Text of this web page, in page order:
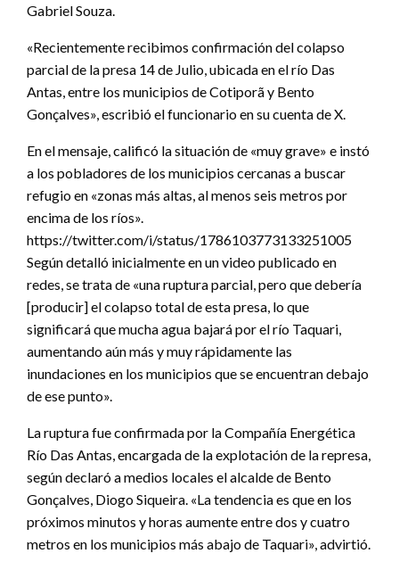
Gabriel Souza.
«Recientemente recibimos confirmación del colapso
parcial de la presa 14 de Julio, ubicada en el río Das
Antas, entre los municipios de Cotiporã y Bento
Gonçalves», escribió el funcionario en su cuenta de X.
En el mensaje, calificó la situación de «muy grave» e instó
a los pobladores de los municipios cercanas a buscar
refugio en «zonas más altas, al menos seis metros por
encima de los ríos».
https://twitter.com/i/status/1786103773133251005
Según detalló inicialmente en un video publicado en
redes, se trata de «una ruptura parcial, pero que debería
[producir] el colapso total de esta presa, lo que
significará que mucha agua bajará por el río Taquari,
aumentando aún más y muy rápidamente las
inundaciones en los municipios que se encuentran debajo
de ese punto».
La ruptura fue confirmada por la Compañía Energética
Río Das Antas, encargada de la explotación de la represa,
según declaró a medios locales el alcalde de Bento
Gonçalves, Diogo Siqueira. «La tendencia es que en los
próximos minutos y horas aumente entre dos y cuatro
metros en los municipios más abajo de Taquari», advirtió.